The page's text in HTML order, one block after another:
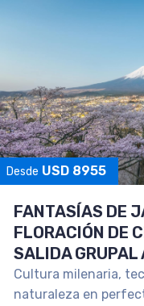
Desde USD 8955
FANTASÍAS DE
FLORACIÓN DE
SALIDA GRUPAL
Cultura milenaria,
naturaleza en